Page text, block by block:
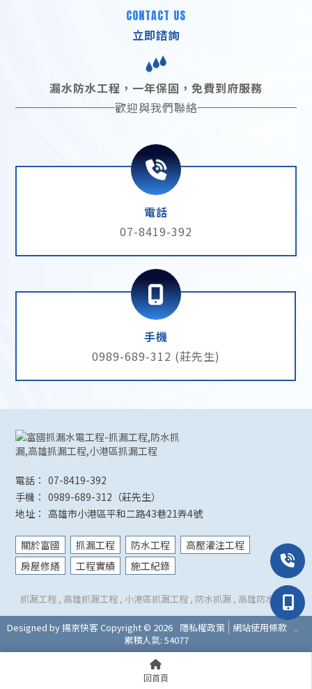
CONTACT US
立即諮詢
漏水防水工程，一年保固，免費到府服務
歡迎與我們聯絡
電話
07-8419-392
手機
0989-689-312 (莊先生)
回首頁
07-8419-392
0989-689-312
高雄市小港區平和二路43巷21弄4號
關於富國 抓漏工程 防水工程
高壓灌注工程
房屋修繕
工程實績 施工紀錄
抓漏工程 高雄抓漏工程 小港區抓漏工程 防水抓漏 高雄防水抓漏
Designed by揚京快客Copyright © 2026 隱私權政策 網站使用條款 ..
累積人氣: 54077